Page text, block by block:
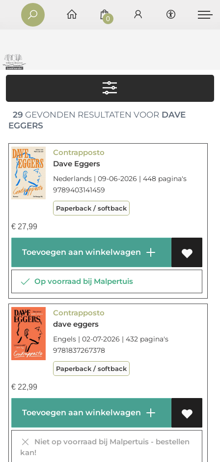
0
29 GEVONDEN RESULTATEN VOORDAVE
EGGERS
Contrapposto
Dave Eggers
Nederlands | 09-06-2026 | 448 pagina's
9789403141459
Paperback / softback
€27,99
Toevoegen aan winkelwagen
Op voorraad bij Malpertuis
Contrapposto
dave eggers
Engels | 02-07-2026 | 432 pagina's
9781837267378
Paperback / softback
€22,99
Toevoegen aan winkelwagen
Niet op voorraad bij Malpertuis - bestellen
kan!